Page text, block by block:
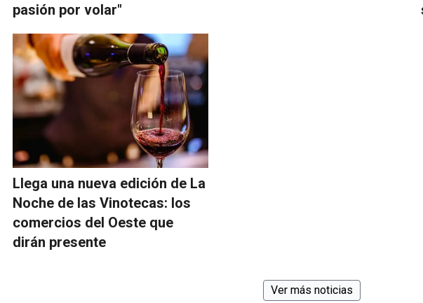
pasión por volar"
Llega una nueva edición de La
Noche de las Vinotecas: los
comercios del Oeste que
dirán presente
Ver más noticias